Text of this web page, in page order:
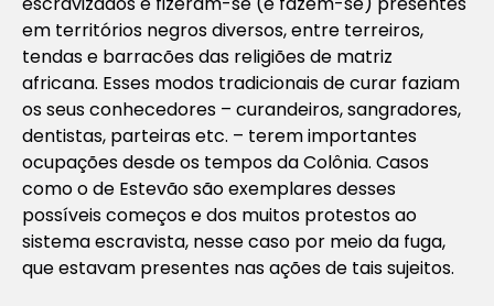
em territórios negros diversos, entre terreiros,
tendas e barracões das religiões de matriz
africana. Esses modos tradicionais de curar faziam
os seus conhecedores – curandeiros, sangradores,
dentistas, parteiras etc. – terem importantes
ocupações desde os tempos da Colônia. Casos
como o de Estevão são exemplares desses
possíveis começos e dos muitos protestos ao
sistema escravista, nesse caso por meio da fuga,
que estavam presentes nas ações de tais sujeitos.